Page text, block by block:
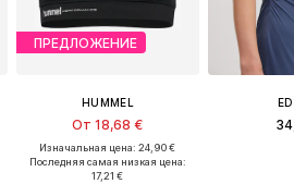
ПРЕДЛОЖЕНИЕ
HUMMEL
От 18,68 €
Изначальная цена: 24,90 €
Последняя самая низкая цена:
17,21 €